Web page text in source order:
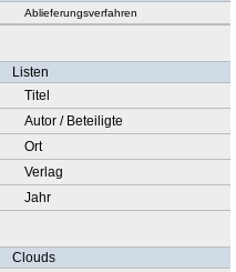
Ablieferungsverfahren
Listen
Titel
Autor / Beteiligte
Ort
Verlag
Jahr
Clouds